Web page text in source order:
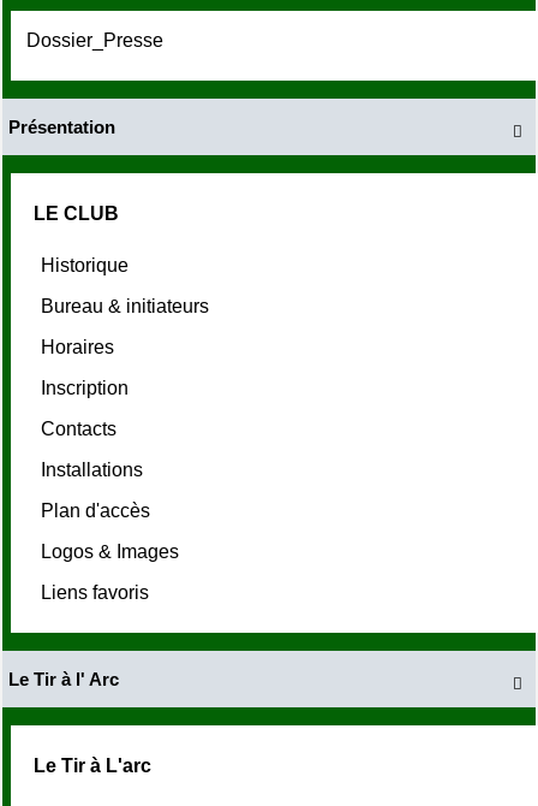
Dossier_Presse

Présentation
LE CLUB
Historique
Bureau & initiateurs
Horaires
Inscription
Contacts
Installations
Plan d'accès
Logos & Images
Liens favoris

Le Tir à l' Arc
Le Tir à L'arc